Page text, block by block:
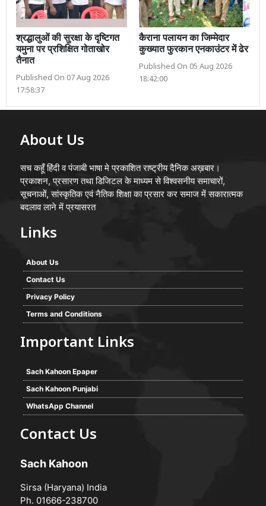
श्रद्धालुओं की सुरक्षा के दृष्टिगत
यमुना पर प्रशिक्षित गोताखोर
तैनात
Published On 07 Aug 2026
17:58:37
कैराना पलायन का जिम्मेदार
कुख्यात फुरकान एनकाउंटर में ढेर
Published On 05 Aug 2026
18:42:00
About Us
सच कहूँ हिंदी व पंजाबी भाषा मे प्रकाशित राष्ट्रीय दैनिक अख़बार।
प्रकाशन, प्रसारण तथा डिजिटल के माध्यम से विश्वसनीय समाचारों,
सूचनाओं, सांस्कृतिक एवं नैतिक शिक्षा का प्रसार कर समाज में सकारात्मक
बदलाव लाने में प्रयासरत
Links
About Us
Contact Us
Privacy Policy
Terms and Conditions
Important Links
Sach Kahoon Epaper
Sach Kahoon Punjabi
WhatsApp Channel
Contact Us
Sach Kahoon
Sirsa (Haryana) India
Ph. 01666-238700